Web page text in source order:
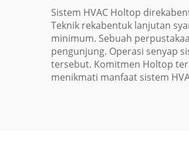
Sistem HVAC Holtop
Teknik rekabentuk lanjutan
minimum. Sebuah
pengunjung. Operasi senyap
tersebut. Komitmen Holtop
menikmati manfaat sistem